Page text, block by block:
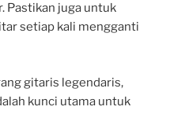
Pastikan juga untuk
setiap kali mengganti
gitaris legendaris,
kunci utama untuk